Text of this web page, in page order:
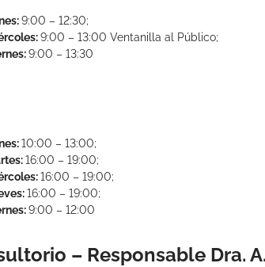
9:00 – 12:30;
9:00 – 13:00 Ventanilla al Público;
9:00 – 13:30
10:00 – 13:00;
16:00 – 19:00;
16:00 – 19:00;
16:00 – 19:00;
9:00 – 12:00
– Responsable Dra.